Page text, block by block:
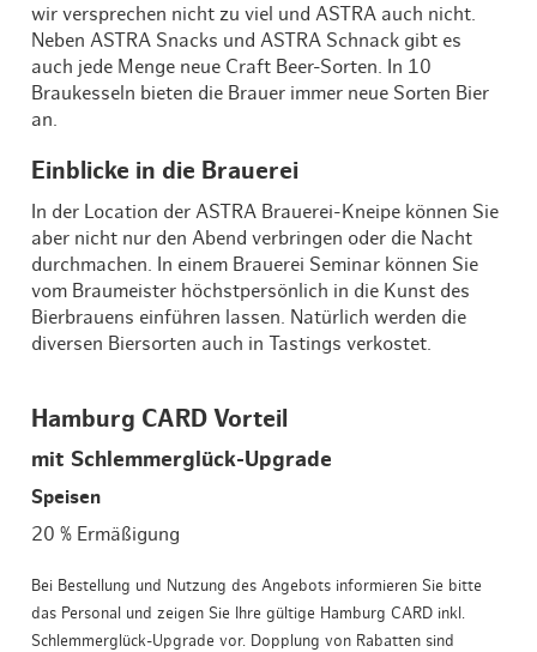
wir versprechen nicht zu viel und ASTRA auch nicht.
Neben ASTRA Snacks und ASTRA Schnack gibt es
auch jede Menge neue Craft Beer-Sorten. In 10
Braukesseln bieten die Brauer immer neue Sorten Bier
an.
Einblicke in die Brauerei
In der Location der ASTRA Brauerei-Kneipe können Sie
aber nicht nur den Abend verbringen oder die Nacht
durchmachen. In einem Brauerei Seminar können Sie
vom Braumeister höchstpersönlich in die Kunst des
Bierbrauens einführen lassen. Natürlich werden die
diversen Biersorten auch in Tastings verkostet.
Hamburg CARD Vorteil
mit Schlemmerglück-Upgrade
Speisen
20 % Ermäßigung
Bei Bestellung und Nutzung des Angebots informieren Sie bitte
das Personal und zeigen Sie Ihre gültige Hamburg CARD inkl.
Schlemmerglück-Upgrade vor. Dopplung von Rabatten sind